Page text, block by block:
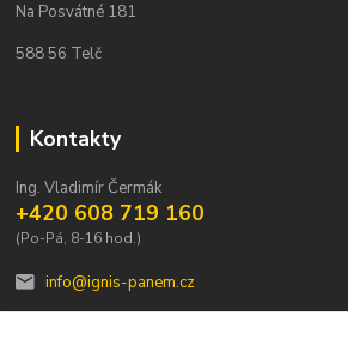
Na Posvátné 181
588 56 Telč
Kontakty
Ing. Vladimír Čermák
+420 608 719 160
(Po-Pá, 8-16 hod.)
info@ignis-panem.cz